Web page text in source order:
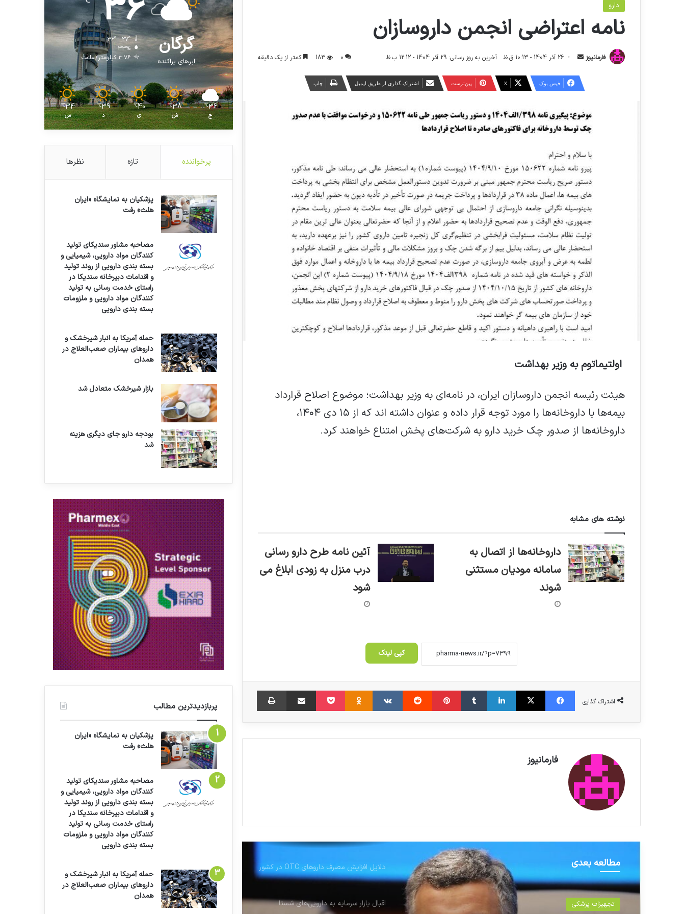
دارو
نامه اعتراضی انجمن داروسازان
فارمانیوز
س
ا
ی
ی
ل
26 آذر 1404 - 10:13 ق.ظ آخرین به روز رسانی: 29 آذر 1404 - 12:12 ب.ظ 0
183 کمتر از یک دقیقه
فیس بوک X ‫پین‌ترست اشتراک گذاری از طریق ایمیل چاپ
اولتیماتوم به وزیر بهداشت
هیئت رئیسه انجمن داروسازان ایران، در نامه‌ای به وزیر بهداشت؛ موضوع اصلاح قرارداد
بیمه‌ها با داروخانه‌ها را مورد توجه قرار داده و عنوان داشته اند که از ۱۵ دی ۱۴۰۴،
داروخانه‌ها از صدور چک خرید دارو به شرکت‌های پخش امتناع خواهند کرد.
نوشته های مشابه
داروخانه‌ها از اتصال به
سامانه مودیان مستثنی
شوند
آئین نامه طرح دارو رسانی
درب منزل به زودی ابلاغ می
شود
کپی لینک
اشتراک گذاری
فیس بوک X لینکدین ‫تامبلر ‫پین‌ترست ‫رددیت ‫VKontakte
‫Odnoklassniki پاکت اشتراک گذاری از طریق ایمیل
فارمانیوز
مطالعه بعدی
تجهیزات پزشکی
کاشت رایگان دو هزار حلزون شنوایی در کشور
زنگ خطر افزایش واردات داروهای فوریتی
دلایل افزایش مصرف داروهای OTC در کشور
اقبال بازار سرمایه به دارویی‌های شستا
گرگان
ابرهای پراکنده
36º - 27º
33%
3.76 کیلومتر/ساعت
36
℃
ج
38
℃
ش
40
℃
ی
39
℃
د
34
℃
س
پرخواننده تازه نظرها
پزشکیان به نمایشگاه «ایران
هلث» رفت
مصاحبه مشاور سندیکای تولید
کنندگان مواد دارویی، شیمیایی و
بسته بندی دارویی از روند تولید
و اقدامات دبیرخانه سندیکا در
راستای خدمت رسانی به تولید
کنندگان مواد دارویی و ملزومات
بسته بندی دارویی
حمله آمریکا به انبار شیرخشک و
داروهای بیماران صعب‌العلاج در
همدان
بازار شیرخشک متعادل شد
بودجه دارو جای دیگری هزینه
شد
پربازدیدترین مطالب
پزشکیان به نمایشگاه «ایران
هلث» رفت
مصاحبه مشاور سندیکای تولید
کنندگان مواد دارویی، شیمیایی و
بسته بندی دارویی از روند تولید
و اقدامات دبیرخانه سندیکا در
راستای خدمت رسانی به تولید
کنندگان مواد دارویی و ملزومات
بسته بندی دارویی
حمله آمریکا به انبار شیرخشک و
داروهای بیماران صعب‌العلاج در
همدان